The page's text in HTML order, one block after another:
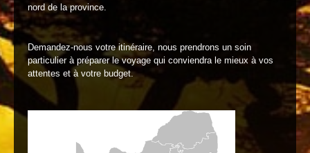
nord de la province.
Demandez-nous votre itinéraire, nous prendrons un soin
particulier à préparer le voyage qui conviendra le mieux à vos
attentes et à votre budget.